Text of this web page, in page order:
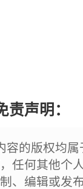
声明：
容的版权均
任何其他个
、编辑或发